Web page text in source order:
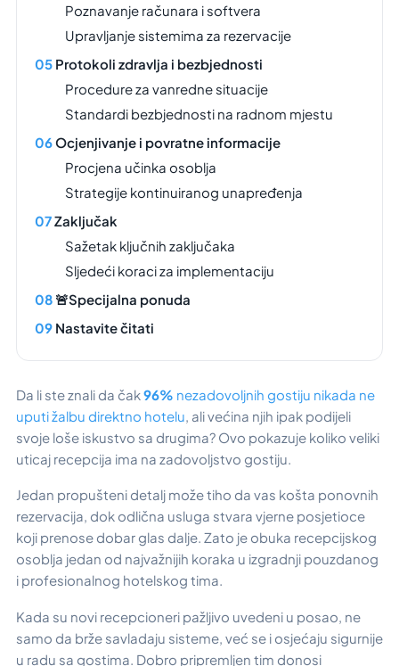
Poznavanje računara i softvera
Upravljanje sistemima za rezervacije
Protokoli zdravlja i bezbjednosti
Procedure za vanredne situacije
Standardi bezbjednosti na radnom mjestu
Ocjenjivanje i povratne informacije
Procjena učinka osoblja
Strategije kontinuiranog unapređenja
Zaključak
Sažetak ključnih zaključaka
Sljedeći koraci za implementaciju
🚨Specijalna ponuda
Nastavite čitati
Da li ste znali da čak96% nezadovoljnih gostiju nikada ne
uputi žalbu direktno hotelu , ali većina njih ipak podijeli
svoje loše iskustvo sa drugima? Ovo pokazuje koliko veliki
uticaj recepcija ima na zadovoljstvo gostiju.
Jedan propušteni detalj može tiho da vas košta ponovnih
rezervacija, dok odlična usluga stvara vjerne posjetioce
koji prenose dobar glas dalje. Zato je obuka recepcijskog
osoblja jedan od najvažnijih koraka u izgradnji pouzdanog
i profesionalnog hotelskog tima.
Kada su novi recepcioneri pažljivo uvedeni u posao, ne
samo da brže savladaju sisteme, već se i osjećaju sigurnije
u radu sa gostima. Dobro pripremljen tim donosi